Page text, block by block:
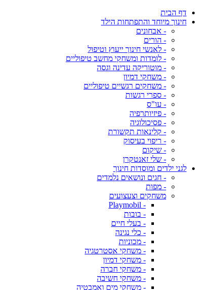
דף הבית
חינוך מיוחד והתפתחות הילד
- אבחונים
- הורים
- לאנשי חינוך ייעוץ וטיפול
- לומדות ומשחקי מחשב טיפוליים
- מוטוריקה עדינה וגסה
- משחקי דמיון
- משחקים רגשיים טיפוליים
- ספרי רגשות
- עו"ס
- פיזיותרפיה
- פסיכולוגיה
- קלינאות תקשורת
- ריפוי בעיסוק
- שיקום
- שלי זאנטקרן
לגני ילדים ומוסדות חינוך
- חגים ונושאים נלמדים
- מפות
משחקים וצעצועים
- Playmobil
- בובות
- בעלי חיים
- כלי נגינה
- מכוניות
- משחקי אסטרטגיה
- משחקי דמיון
- משחקי חברה
- משחקי חשיבה
- משחקי מים ואמבטיה